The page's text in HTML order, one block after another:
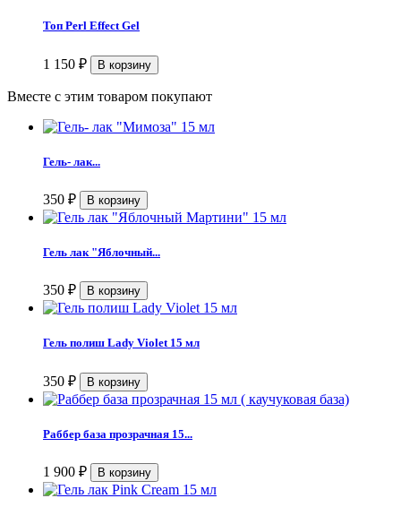
Топ Perl Effect Gel
1 150 ₽
Вместе с этим товаром покупают
Гель- лак...
350 ₽
Гель лак "Яблочный...
350 ₽
Гель полиш Lady Violet 15 мл
350 ₽
Раббер база прозрачная 15...
1 900 ₽